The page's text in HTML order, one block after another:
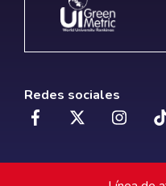
Redes sociales